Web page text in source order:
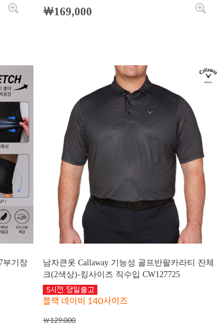
￦169,000
부기장
남자큰옷 Callaway 기능성 골프반팔카라티 잔체
크(2색상)-킹사이즈 직수입 CW127725
블랙 네이비 140사이즈
￦129,000